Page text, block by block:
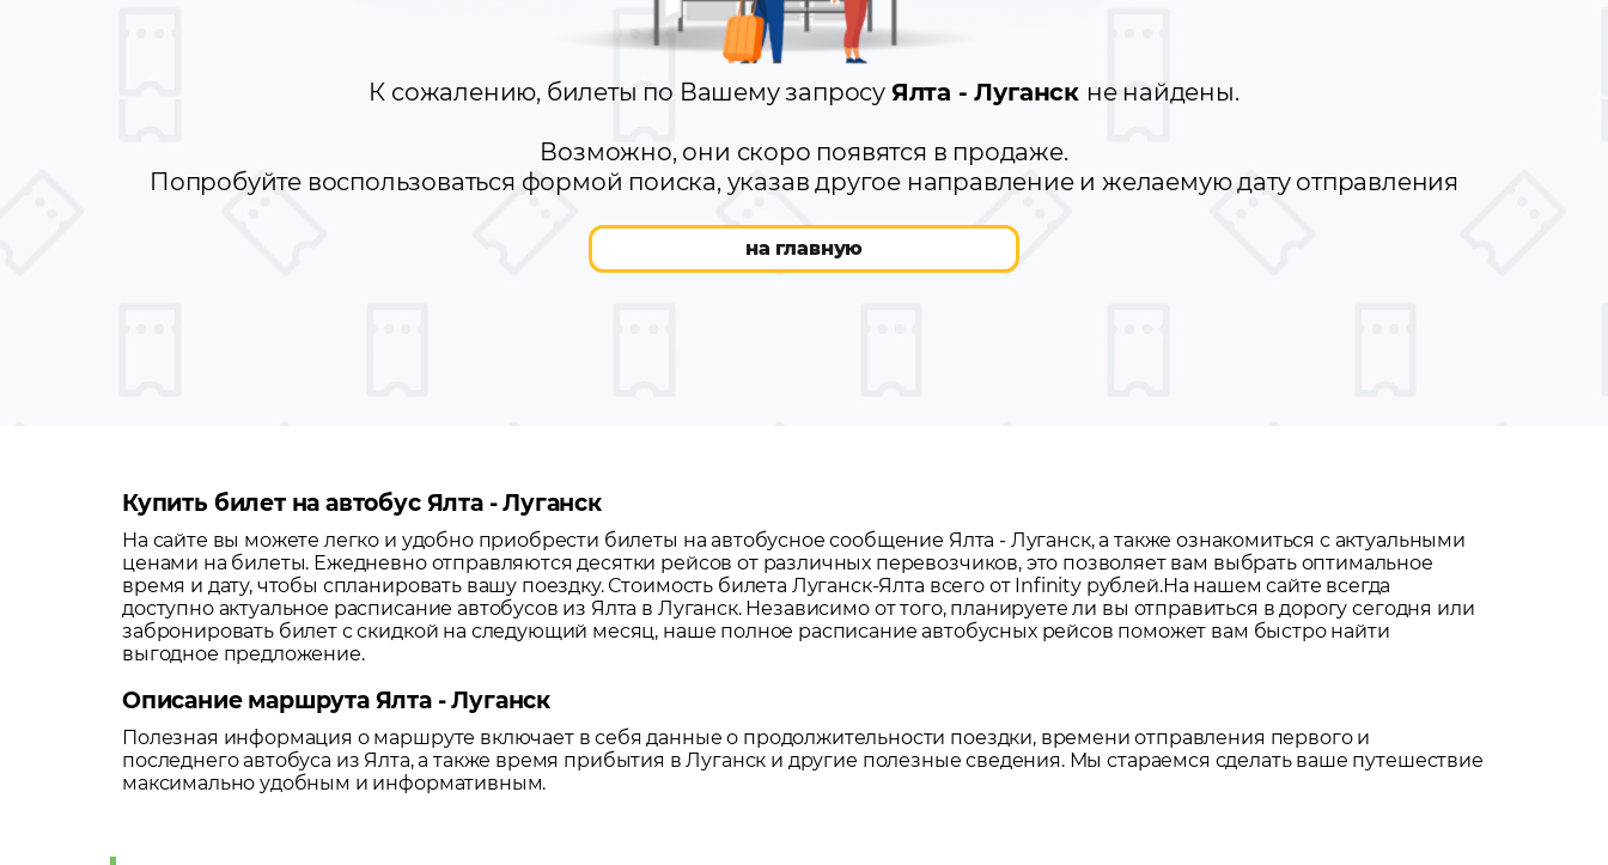
К сожалению, билеты по Вашему запросу Ялта - Луганск не найдены.
Возможно, они скоро появятся в продаже.
Попробуйте воспользоваться формой поиска, указав другое направление и желаемую дату отправления
на главную
Купить билет на автобус Ялта - Луганск
На сайте вы можете легко и удобно приобрести билеты на автобусное сообщение Ялта - Луганск, а также ознакомиться с актуальными
ценами на билеты. Ежедневно отправляются десятки рейсов от различных перевозчиков, это позволяет вам выбрать оптимальное
время и дату, чтобы спланировать вашу поездку. Стоимость билета Луганск-Ялта всего от Infinity рублей.На нашем сайте всегда
доступно актуальное расписание автобусов из Ялта в Луганск. Независимо от того, планируете ли вы отправиться в дорогу сегодня или
забронировать билет с скидкой на следующий месяц, наше полное расписание автобусных рейсов поможет вам быстро найти
выгодное предложение.
Описание маршрута Ялта - Луганск
Полезная информация о маршруте включает в себя данные о продолжительности поездки, времени отправления первого и
последнего автобуса из Ялта, а также время прибытия вЛуганск и другие полезные сведения. Мы стараемся сделать ваше путешествие
максимально удобным и информативным.